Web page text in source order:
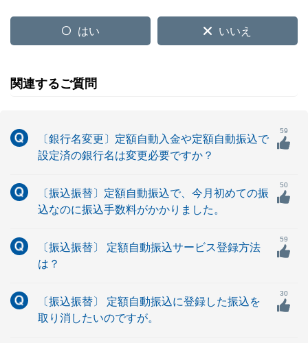
はい いいえ
関連するご質問
〔銀行名変更〕定額自動入金や定額自動振込で
設定済の銀行名は変更必要ですか？
59
〔振込振替〕定額自動振込で、今月初めての振
込なのに振込手数料がかかりました。
50
〔振込振替〕 定額自動振込サービス登録方法
は？
59
〔振込振替〕 定額自動振込に登録した振込を
取り消したいのですが。
30